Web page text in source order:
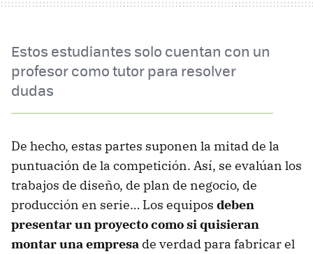
Estos estudiantes solo cuentan con un
profesor como tutor para resolver
dudas
De hecho, estas partes suponen la mitad de la
puntuación de la competición. Así, se evalúan los
trabajos de diseño, de plan de negocio, de
producción en serie… Los equipos deben
presentar un proyecto como si quisieran
montar una empresa de verdad para fabricar el